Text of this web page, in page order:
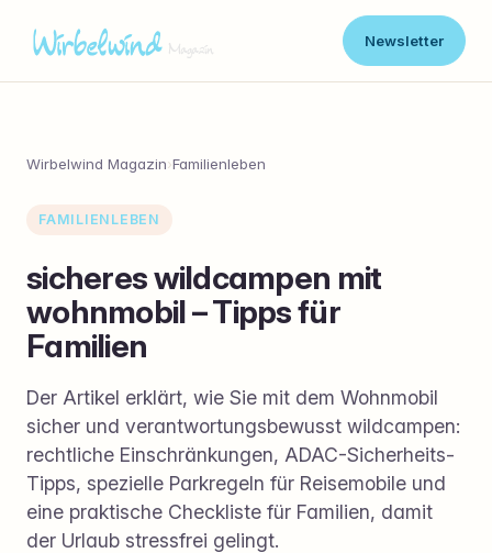
Newsletter
Wirbelwind Magazin›Familienleben
FAMILIENLEBEN
sicheres wildcampen mit
wohnmobil – Tipps für
Familien
Der Artikel erklärt, wie Sie mit dem Wohnmobil
sicher und verantwortungsbewusst wildcampen:
rechtliche Einschränkungen, ADAC-Sicherheits-
Tipps, spezielle Parkregeln für Reisemobile und
eine praktische Checkliste für Familien, damit
der Urlaub stressfrei gelingt.